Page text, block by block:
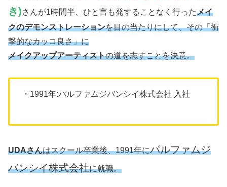
き)さんが1時間半、ひと言も発することなく行ったメイ
クのデモンストレーションを目の当たりにして、その「衝
撃的なカッコ良さ」に
メイクアップアーティストの道を志すことを決意。
・1991年:パルファムジバンシイ株式会社 入社
UDAさんはスクール卒業後、1991年にパルファムジ
バンシイ株式会社に就職。